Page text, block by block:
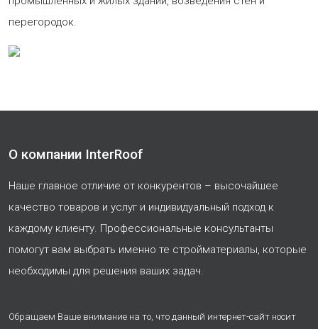
перегородок.
О компании InterRoof
Наше главное отличие от конкурентов – высочайшее
качество товаров и услуг и индивидуальный подход к
каждому клиенту. Профессиональные консультанты
помогут вам выбрать именно те стройматериалы, которые
необходимы для решения ваших задач.
Обращаем Ваше внимание на то, что данный интернет-сайт носит